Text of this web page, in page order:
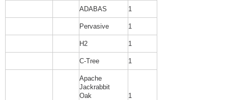
ADABAS 1
Pervasive 1
H2 1
C-Tree 1
Apache
Jackrabbit
Oak
1